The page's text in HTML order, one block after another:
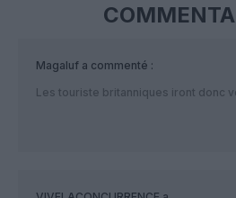
Magaluf a commenté :
Les touriste britanniques iront donc